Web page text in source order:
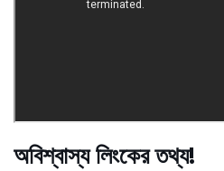
অবিশ্বাস্য লিংকের তথ্য!